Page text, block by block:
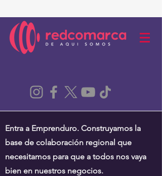
Entra a Emprenduro. Construyamos la
base de colaboración regional que
necesitamos para que a todos nos vaya
bien en nuestros negocios.